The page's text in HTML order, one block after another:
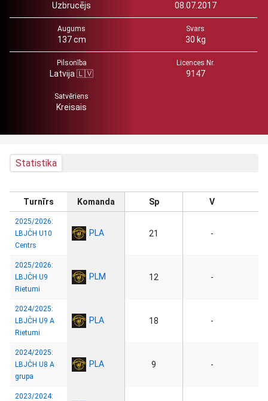
Uzbrucējs 08.07.2017
Augums
137 cm
Svars
30 kg
Pilsonība
Latvija 🇱🇻
Licences Nr.
9147
Satvēriens
Kreisais
Statistika
Turnīrs Komanda Sp V
2025/2026:
LBJČH U10
Centrs
PLA 21 -
2025/2026:
LBJČH U9
Rietumi
PLM 12 -
2024/2025:
LBJČH U9 A
Rietumi
PLA 18 -
2024/2025:
LBJČH U8 A
grupa
PLA 9 -
2023/2024: